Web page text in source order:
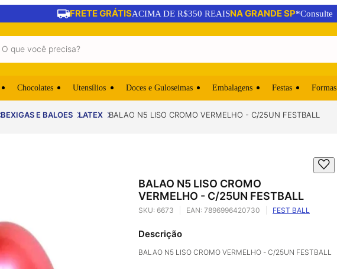
FRETE GRÁTISACIMA DE R$350 REAISNA GRANDE SP*Consulte
Chocolates Utensílios Doces e Guloseimas Embalagens Festas Formas
BEXIGAS E BALOES LATEX BALAO N5 LISO CROMO VERMELHO - C/25UN FESTBALL
BALAO N5 LISO CROMO
VERMELHO - C/25UN FESTBALL
SKU: 6673 EAN: 7896996420730 FEST BALL
Descrição
BALAO N5 LISO CROMO VERMELHO - C/25UN FESTBALL